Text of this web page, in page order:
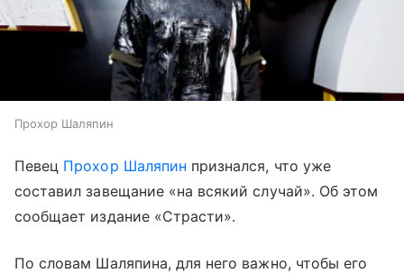
Прохор Шаляпин
Певец Прохор Шаляпин признался, что уже
составил завещание «на всякий случай». Об этом
сообщает издание «Страсти».
По словам Шаляпина, для него важно, чтобы его